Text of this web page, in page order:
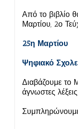
Από το βιβλίο
Μαρτίου, 2ο
25η Μαρτίου
Ψηφιακό
Διαβάζουμε το
άγνωστες
Συμπληρώνουμε